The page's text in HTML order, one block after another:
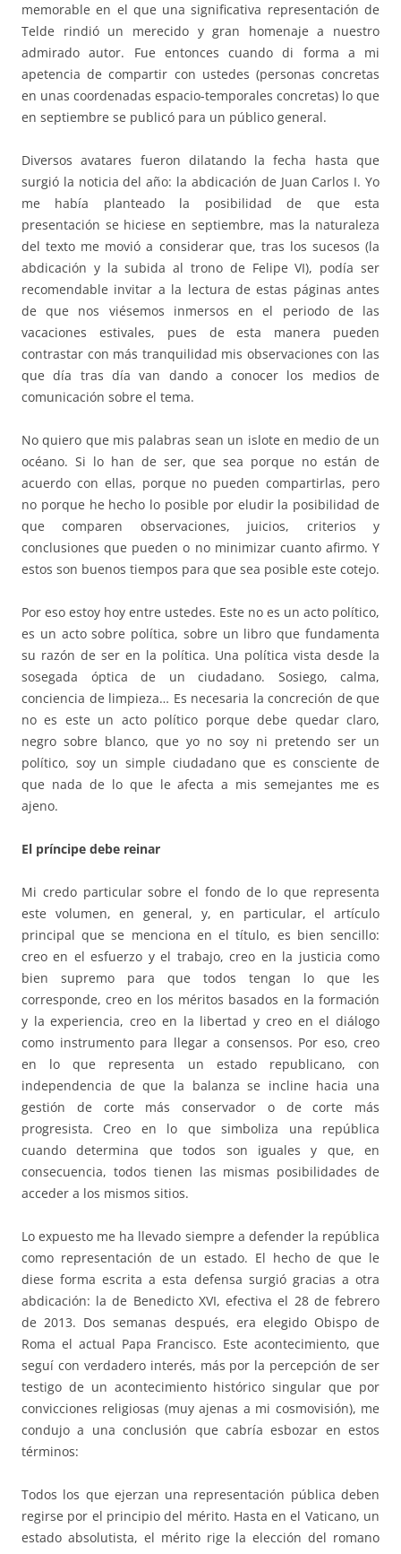
memorable en el que una significativa representación de
Telde rindió un merecido y gran homenaje a nuestro
admirado autor. Fue entonces cuando di forma a mi
apetencia de compartir con ustedes (personas concretas
en unas coordenadas espacio-temporales concretas) lo que
en septiembre se publicó para un público general.
Diversos avatares fueron dilatando la fecha hasta que
surgió la noticia del año: la abdicación de Juan Carlos I. Yo
me había planteado la posibilidad de que esta
presentación se hiciese en septiembre, mas la naturaleza
del texto me movió a considerar que, tras los sucesos (la
abdicación y la subida al trono de Felipe VI), podía ser
recomendable invitar a la lectura de estas páginas antes
de que nos viésemos inmersos en el periodo de las
vacaciones estivales, pues de esta manera pueden
contrastar con más tranquilidad mis observaciones con las
que día tras día van dando a conocer los medios de
comunicación sobre el tema.
No quiero que mis palabras sean un islote en medio de un
océano. Si lo han de ser, que sea porque no están de
acuerdo con ellas, porque no pueden compartirlas, pero
no porque he hecho lo posible por eludir la posibilidad de
que comparen observaciones, juicios, criterios y
conclusiones que pueden o no minimizar cuanto afirmo. Y
estos son buenos tiempos para que sea posible este cotejo.
Por eso estoy hoy entre ustedes. Este no es un acto político,
es un acto sobre política, sobre un libro que fundamenta
su razón de ser en la política. Una política vista desde la
sosegada óptica de un ciudadano. Sosiego, calma,
conciencia de limpieza… Es necesaria la concreción de que
no es este un acto político porque debe quedar claro,
negro sobre blanco, que yo no soy ni pretendo ser un
político, soy un simple ciudadano que es consciente de
que nada de lo que le afecta a mis semejantes me es
ajeno.
El príncipe debe reinar
Mi credo particular sobre el fondo de lo que representa
este volumen, en general, y, en particular, el artículo
principal que se menciona en el título, es bien sencillo:
creo en el esfuerzo y el trabajo, creo en la justicia como
bien supremo para que todos tengan lo que les
corresponde, creo en los méritos basados en la formación
y la experiencia, creo en la libertad y creo en el diálogo
como instrumento para llegar a consensos. Por eso, creo
en lo que representa un estado republicano, con
independencia de que la balanza se incline hacia una
gestión de corte más conservador o de corte más
progresista. Creo en lo que simboliza una república
cuando determina que todos son iguales y que, en
consecuencia, todos tienen las mismas posibilidades de
acceder a los mismos sitios.
Lo expuesto me ha llevado siempre a defender la república
como representación de un estado. El hecho de que le
diese forma escrita a esta defensa surgió gracias a otra
abdicación: la de Benedicto XVI, efectiva el 28 de febrero
de 2013. Dos semanas después, era elegido Obispo de
Roma el actual Papa Francisco. Este acontecimiento, que
seguí con verdadero interés, más por la percepción de ser
testigo de un acontecimiento histórico singular que por
convicciones religiosas (muy ajenas a mi cosmovisión), me
condujo a una conclusión que cabría esbozar en estos
términos:
Todos los que ejerzan una representación pública deben
regirse por el principio del mérito. Hasta en el Vaticano, un
estado absolutista, el mérito rige la elección del romano